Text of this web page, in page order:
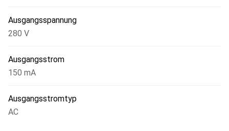
Ausgangsspannung
280 V
Ausgangsstrom
150 mA
Ausgangsstromtyp
AC